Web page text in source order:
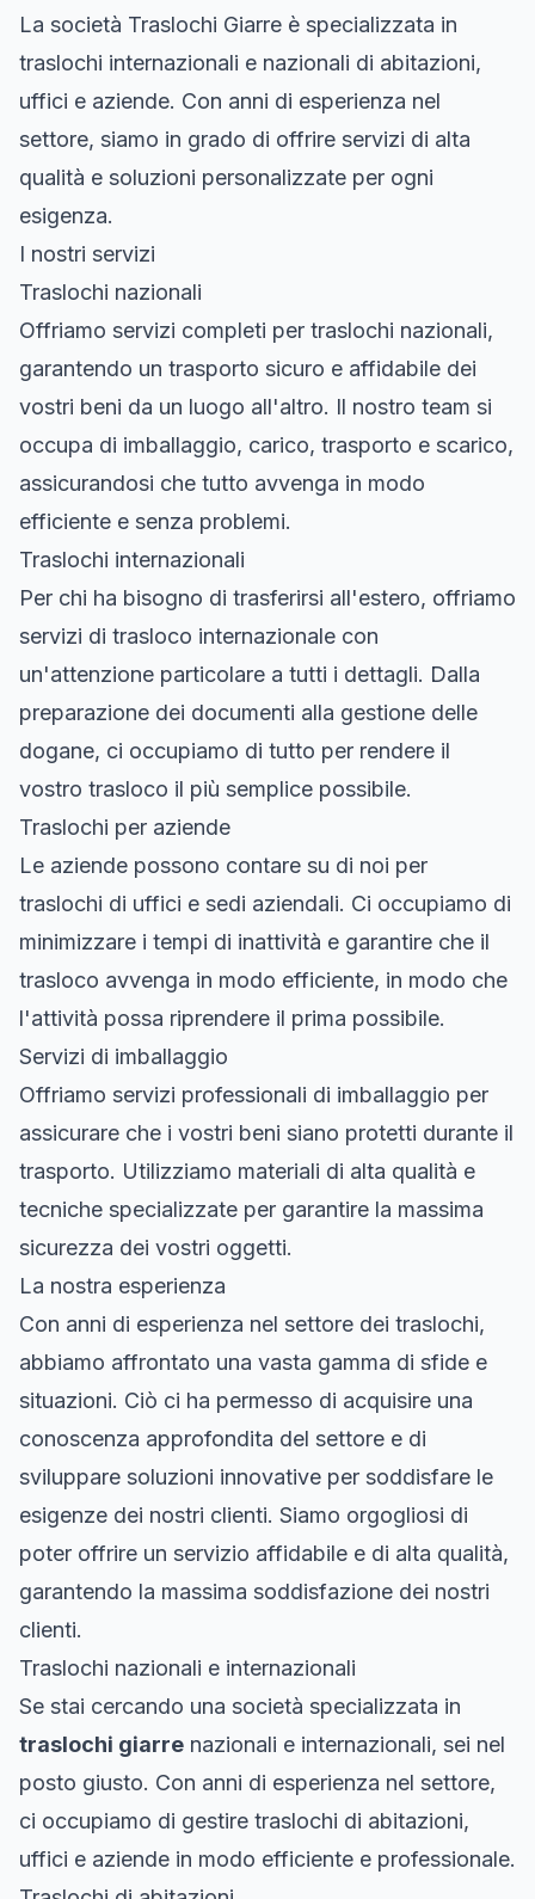
La società Traslochi Giarre è specializzata in
traslochi internazionali e nazionali di abitazioni,
uffici e aziende. Con anni di esperienza nel
settore, siamo in grado di offrire servizi di alta
qualità e soluzioni personalizzate per ogni
esigenza.
I nostri servizi
Traslochi nazionali
Offriamo servizi completi per traslochi nazionali,
garantendo un trasporto sicuro e affidabile dei
vostri beni da un luogo all'altro. Il nostro team si
occupa di imballaggio, carico, trasporto e scarico,
assicurandosi che tutto avvenga in modo
efficiente e senza problemi.
Traslochi internazionali
Per chi ha bisogno di trasferirsi all'estero, offriamo
servizi di trasloco internazionale con
un'attenzione particolare a tutti i dettagli. Dalla
preparazione dei documenti alla gestione delle
dogane, ci occupiamo di tutto per rendere il
vostro trasloco il più semplice possibile.
Traslochi per aziende
Le aziende possono contare su di noi per
traslochi di uffici e sedi aziendali. Ci occupiamo di
minimizzare i tempi di inattività e garantire che il
trasloco avvenga in modo efficiente, in modo che
l'attività possa riprendere il prima possibile.
Servizi di imballaggio
Offriamo servizi professionali di imballaggio per
assicurare che i vostri beni siano protetti durante il
trasporto. Utilizziamo materiali di alta qualità e
tecniche specializzate per garantire la massima
sicurezza dei vostri oggetti.
La nostra esperienza
Con anni di esperienza nel settore dei traslochi,
abbiamo affrontato una vasta gamma di sfide e
situazioni. Ciò ci ha permesso di acquisire una
conoscenza approfondita del settore e di
sviluppare soluzioni innovative per soddisfare le
esigenze dei nostri clienti. Siamo orgogliosi di
poter offrire un servizio affidabile e di alta qualità,
garantendo la massima soddisfazione dei nostri
clienti.
Traslochi nazionali e internazionali
Se stai cercando una società specializzata in
traslochi giarre nazionali e internazionali, sei nel
posto giusto. Con anni di esperienza nel settore,
ci occupiamo di gestire traslochi di abitazioni,
uffici e aziende in modo efficiente e professionale.